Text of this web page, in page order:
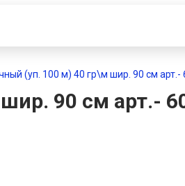
(уп. 100 м) 40 гр\м шир. 90 см арт.-
90 см арт.-